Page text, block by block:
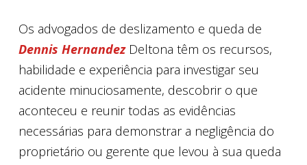
Os advogados de deslizamento e queda de
Dennis HernandezDeltona têm os recursos,
habilidade e experiência para investigar seu
acidente minuciosamente, descobrir o que
aconteceu e reunir todas as evidências
necessárias para demonstrar a negligência do
proprietário ou gerente que levou à sua queda